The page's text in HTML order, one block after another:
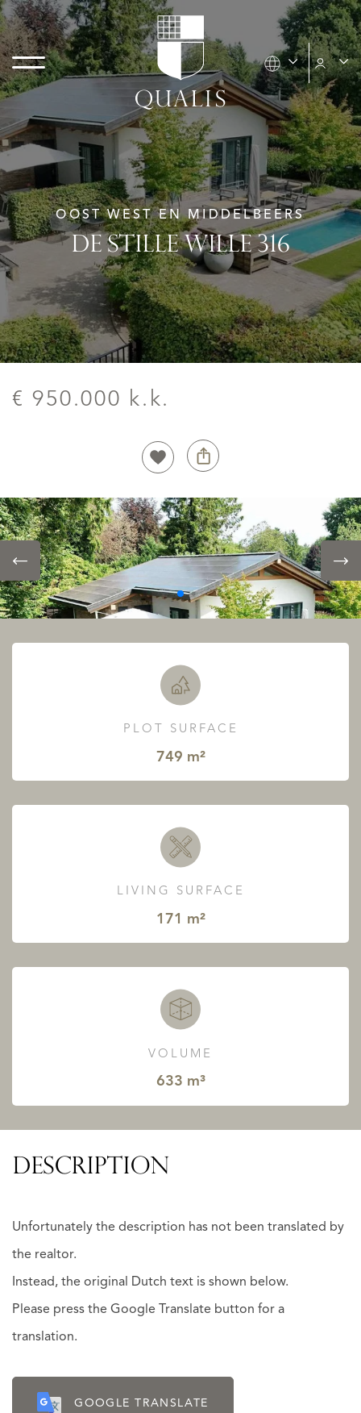
OOST WEST EN MIDDELBEERS
DE STILLE WILLE 316
€ 950.000 k.k.
PLOT SURFACE
749 m²
LIVING SURFACE
171 m²
VOLUME
633 m³
DESCRIPTION
Unfortunately the description has not been translated by
the realtor.
Instead, the original Dutch text is shown below.
Please press the Google Translate button for a
translation.
GOOGLE TRANSLATE